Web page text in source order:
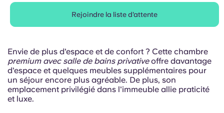
Català
Italian
Rejoindre la liste d'attente
Envie de plus d'espace et de confort ? Cette chambre
premium avec salle de bains privativeoffre davantage
d'espace et quelques meubles supplémentaires pour
un séjour encore plus agréable. De plus, son
emplacement privilégié dans l'immeuble allie praticité
et luxe.